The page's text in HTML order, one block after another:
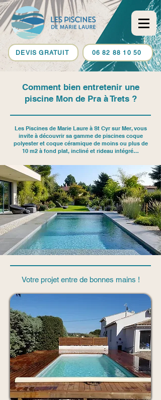
DEVIS GRATUIT 06 82 88 10 50
Comment bien entretenir une
piscine Mon de Pra à Trets ?
Les Piscines de Marie Laure à St Cyr sur Mer, vous
invite à découvrir sa gamme de piscines coque
polyester et coque céramique de moins ou plus de
10 m2 à fond plat, incliné et rideau intégré…
Votre projet entre de bonnes mains !